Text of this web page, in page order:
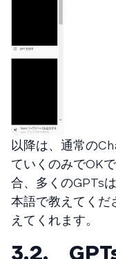
以降は、通常の
ていくのみでOK
合、多くのGPTs
本語で教えてくだ
えてくれます。
3.2.